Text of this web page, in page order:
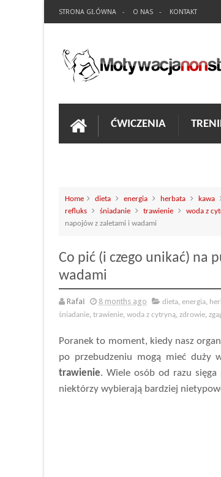
STRONA GŁÓWNA O NAS KONTAKT
ĆWICZENIA
Home dieta energia herbata kawa
refluks
śniadanie trawienie woda z
napojów z zaletami i wadami
Co pić (i czego unikać) na
wadami
Rafał 8 months ago dieta, energia,
śniadanie, trawienie, woda z cytryną, zdrowie,
Poranek to moment, kiedy nasz
po przebudzeniu mogą mieć duży
trawienie. Wiele osób od razu
niektórzy wybierają bardziej